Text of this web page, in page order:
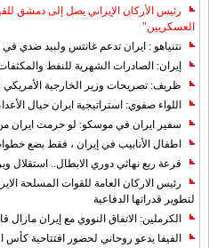
رئيس الأركان الإيراني يصل إلى دمشق
العسكريين"
نتنياهو : ايران تدعم غانتس ولبيد ضدي في
إيران: الصادرات الشهریة للنفط والمكثفات تخطت 2.75 مليون
ظريف: تصريحات وزير الخارجية الأمريكي
اللواء صفوي: استراتيجية ايران حيال
سفير ايران في موسكو: لو حرمت ايران من
اطفال الأنابيب في إيران ، فقط بضع
قرعة ربع نهائي دوري الابطال..
رئيس الاركان العامة للقوات المسلحة
لتطوير قدراتها الدفاعية
الكرملين: الاتفاق النووي مع إيران مازال
الفيفا يدعو روحاني لحضور افتتاحية كأس